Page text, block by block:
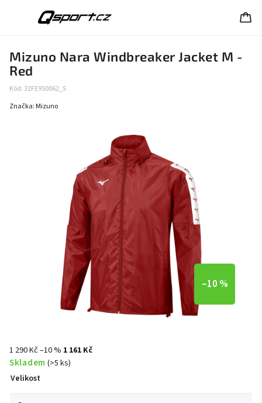
Mizuno Nara Windbreaker Jacket M -
Red
Kód:32FE950062_S
Značka: Mizuno
–10 %
1 290 Kč–10 % 1 161 Kč
Skladem (>5 ks)
Velikost